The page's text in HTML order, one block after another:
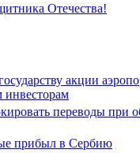
Отечества!
акции
переводы при
прибыл в Сербию